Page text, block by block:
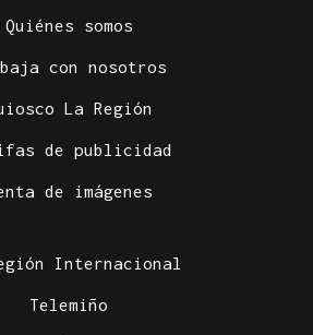
Quiénes somos
con nosotros
La Región
de publicidad
de imágenes
Internacional
Telemiño